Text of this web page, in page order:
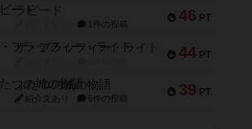
46 PT
ラピード
1件の投稿
44 PT
ザ・フラッフィー・ライト
39 PT
ふたつの城の物語
紹介文あり 6件の投稿